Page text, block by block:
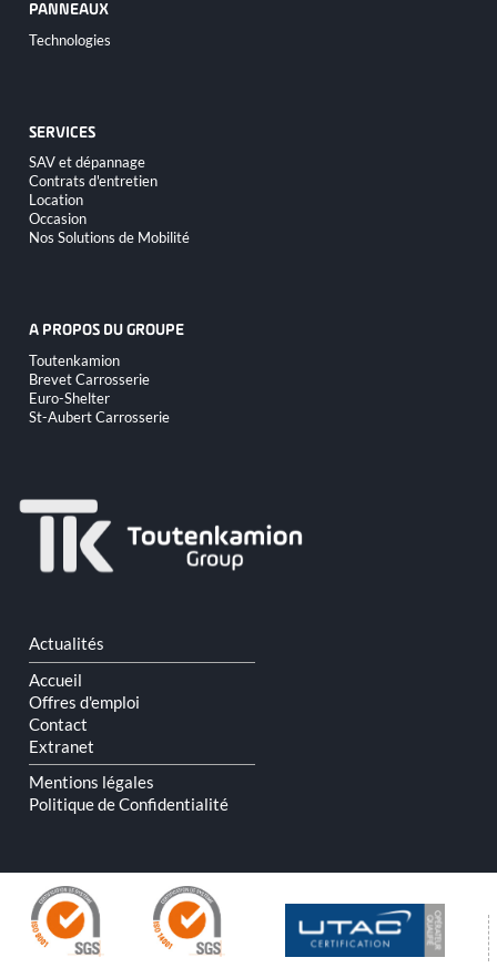
PANNEAUX
Aller
au
Technologies
SERVICES
Aller
au
contenu
SAV et dépannage
Contrats d'entretien
Location
Occasion
Nos Solutions de Mobilité
A PROPOS DU GROUPE
Aller
au
contenu
Toutenkamion
Brevet Carrosserie
Euro-Shelter
St-Aubert Carrosserie
Aller
au
contenu
Actualités
Accueil
Offres d'emploi
Contact
Extranet
Mentions légales
Politique de Confidentialité